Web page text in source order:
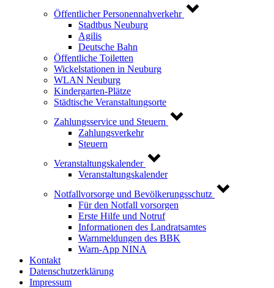
Öffentlicher Personennahverkehr
Stadtbus Neuburg
Agilis
Deutsche Bahn
Öffentliche Toiletten
Wickelstationen in Neuburg
WLAN Neuburg
Kindergarten-Plätze
Städtische Veranstaltungsorte
Zahlungsservice und Steuern
Zahlungsverkehr
Steuern
Veranstaltungskalender
Veranstaltungskalender
Notfallvorsorge und Bevölkerungsschutz
Für den Notfall vorsorgen
Erste Hilfe und Notruf
Informationen des Landratsamtes
Warnmeldungen des BBK
Warn-App NINA
Kontakt
Datenschutzerklärung
Impressum